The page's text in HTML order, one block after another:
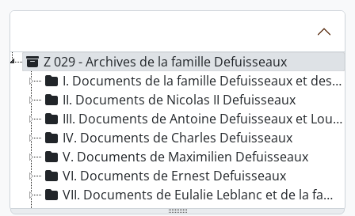
Z 029 - Archives de la famille Defuisseaux
I. Documents de la famille Defuisseaux et des familles collatérales
II. Documents de Nicolas II Defuisseaux
III. Documents de Antoine Defuisseaux et Louise Messine
IV. Documents de Charles Defuisseaux
V. Documents de Maximilien Defuisseaux
VI. Documents de Ernest Defuisseaux
VII. Documents de Eulalie Leblanc et de la famille Leblanc